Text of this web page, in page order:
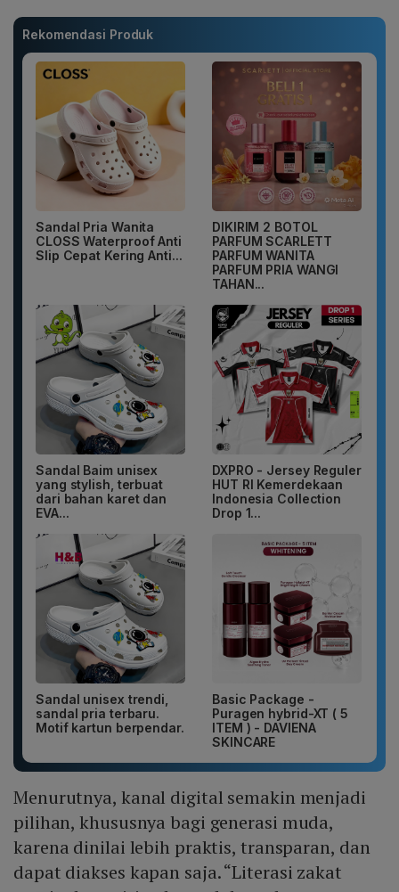
Rekomendasi Produk
Sandal Pria Wanita
CLOSS Waterproof Anti
Slip Cepat Kering Anti...
DIKIRIM 2 BOTOL
PARFUM SCARLETT
PARFUM WANITA
PARFUM PRIA WANGI
TAHAN...
Sandal Baim unisex
yang stylish, terbuat
dari bahan karet dan
EVA...
DXPRO - Jersey Reguler
HUT RI Kemerdekaan
Indonesia Collection
Drop 1...
Sandal unisex trendi,
sandal pria terbaru.
Motif kartun berpendar.
Basic Package -
Puragen hybrid-XT ( 5
ITEM ) - DAVIENA
SKINCARE
Menurutnya, kanal digital semakin menjadi
pilihan, khususnya bagi generasi muda,
karena dinilai lebih praktis, transparan, dan
dapat diakses kapan saja. “Literasi zakat